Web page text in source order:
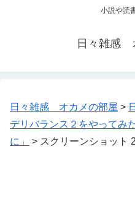
小説や読
日々雑感
日々雑感 オカメの部屋 >
デリバランス２をやって
に」
> スクリーンショット